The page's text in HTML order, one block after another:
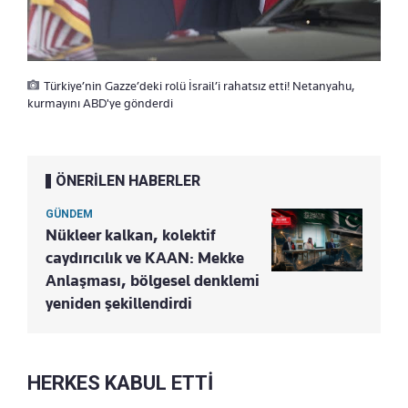
Türkiye’nin Gazze’deki rolü İsrail’i rahatsız etti! Netanyahu,
kurmayını ABD'ye gönderdi
ÖNERİLEN HABERLER
GÜNDEM
Nükleer kalkan, kolektif
caydırıcılık ve KAAN: Mekke
Anlaşması, bölgesel denklemi
yeniden şekillendirdi
HERKES KABUL ETTİ